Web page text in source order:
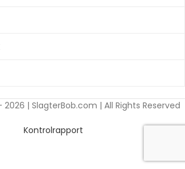
| SlagterBob.com | All Rights Reserved
Kontrolrapport